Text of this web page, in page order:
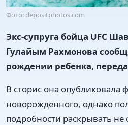
Фото: depositphotos.com
Экс-супруга бойца UFC
Гулайым Рахмонова
рождении ребенка,
В сторис она опубликовала
новорожденного, однако
подробности раскрывать не